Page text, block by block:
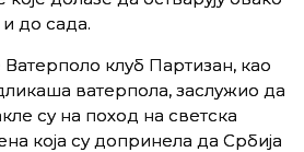
и до сада.
клуб Партизан, као
ватерпола, заслужио да
су на поход на светска
која су допринела да Србија